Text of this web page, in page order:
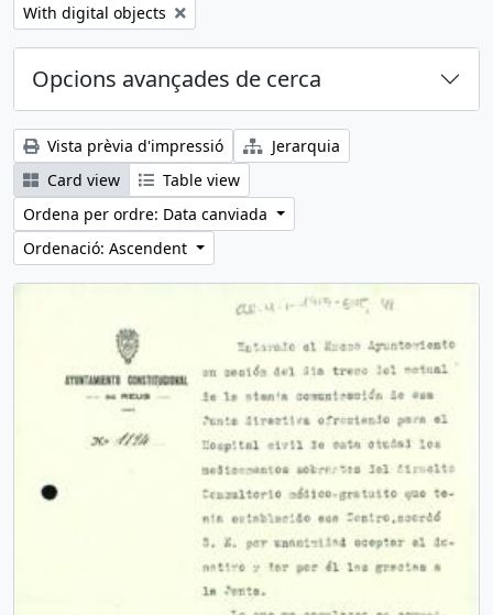
Remove filter:
With digital objects
Opcions avançades de cerca
Vista prèvia d'impressió
Jerarquia
Card view
Table view
Ordena per ordre: Data canviada
Ordenació: Ascendent